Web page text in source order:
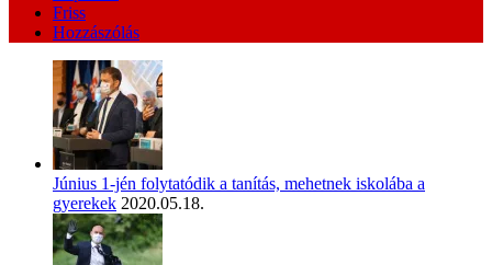
Friss
Hozzászólás
Június 1-jén folytatódik a tanítás, mehetnek iskolába a
gyerekek 2020.05.18.